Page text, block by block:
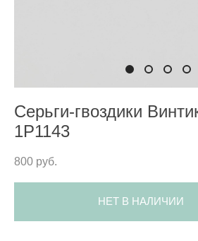
Cерьги-гвоздики
1P1143
800 pуб.
НЕТ В НАЛИЧИИ